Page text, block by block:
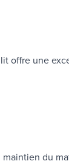
offre une
du